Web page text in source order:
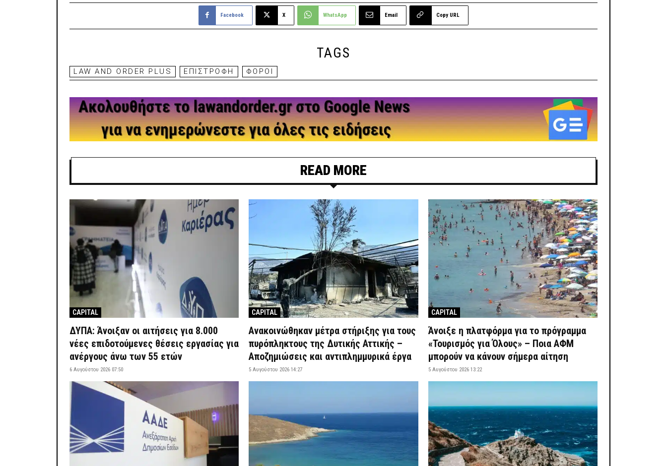
Facebook X WhatsApp Email Copy URL
TAGS
LAW AND ORDER PLUS ΕΠΙΣΤΡΟΦΗ ΦΟΡΟΙ
READ MORE
CAPITAL
ΔΥΠΑ: Άνοιξαν οι αιτήσεις για 8.000
νέες επιδοτούμενες θέσεις εργασίας για
ανέργους άνω των 55 ετών
6 Αυγούστου 2026 07:50
CAPITAL
Ανακοινώθηκαν μέτρα στήριξης για τους
πυρόπληκτους της Δυτικής Αττικής –
Αποζημιώσεις και αντιπλημμυρικά έργα
5 Αυγούστου 2026 14:27
CAPITAL
Άνοιξε η πλατφόρμα για το πρόγραμμα
«Τουρισμός για Όλους» – Ποια ΑΦΜ
μπορούν να κάνουν σήμερα αίτηση
5 Αυγούστου 2026 13:22